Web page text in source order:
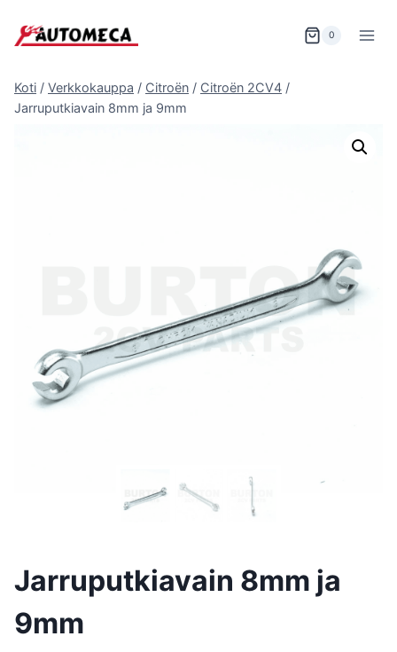
sisältöön
0
Koti / Verkkokauppa / Citroën / Citroën 2CV4 /
Jarruputkiavain 8mm ja 9mm
Jarruputkiavain 8mm ja
9mm